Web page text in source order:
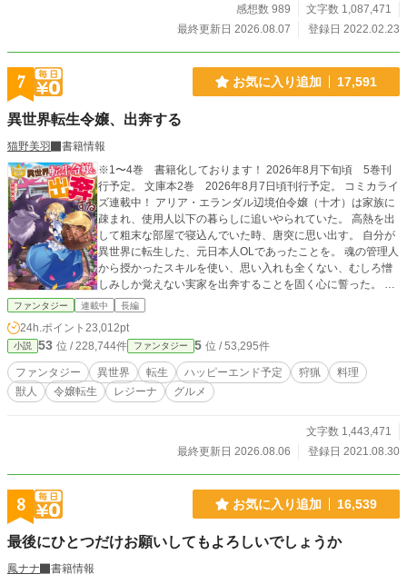
感想数 989
文字数 1,087,471
最終更新日 2026.08.07
登録日 2022.02.23
7 お気に入り追加 17,591
異世界転生令嬢、出奔する
猫野美羽
書籍情報
※1〜4巻 書籍化しております！ 2026年8月下旬頃 5巻刊
行予定。 文庫本2巻 2026年8月7日頃刊行予定。 コミカライ
ズ連載中！ アリア・エランダル辺境伯令嬢（十才）は家族に
疎まれ、使用人以下の暮らしに追いやられていた。 高熱を出
して粗末な部屋で寝込んでいた時、唐突に思い出す。 自分が
異世界に転生した、元日本人OLであったことを。 魂の管理人
から授かったスキルを使い、思い入れも全くない、むしろ憎
しみしか覚えない実家を出奔することを固く心に誓った。 こ
の最強の『無限収納EX』スキルを使って、元々は私のものだ
しく異世界をサバイバルする。
ファンタジー 連載中 長編
24h.ポイント 23,012pt
小説 53 位 / 228,744件 ファンタジー 5 位 / 53,295件
ファンタジー 異世界 転生 ハッピーエンド予定 狩猟
料理
獣人
令嬢転生 レジーナ グルメ
文字数 1,443,471
最終更新日 2026.08.06
登録日 2021.08.30
8 お気に入り追加 16,539
最後にひとつだけお願いしてもよろしいでしょうか
鳳ナナ
書籍情報